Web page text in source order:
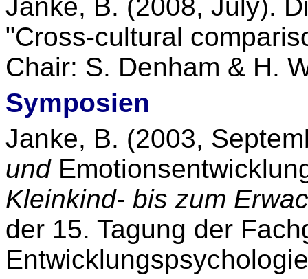
Janke, B. (2008, July).
"Cross-cultural
Chair: S. Denham & H.
Symposien
Janke, B. (2003,
und
Kleinkind- bis zum
der 15. Tagung der